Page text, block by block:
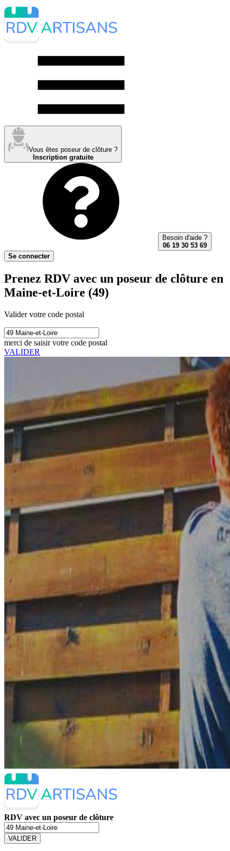
Vous êtes poseur de clôture ?
Inscription gratuite
Besoin d'aide ?
06 19 30 53 69
Se connecter
Prenez RDV avec un poseur de clôture en
Maine-et-Loire (49)
Valider votre code postal
merci de saisir votre code postal
VALIDER
RDV avec un poseur de clôture
VALIDER